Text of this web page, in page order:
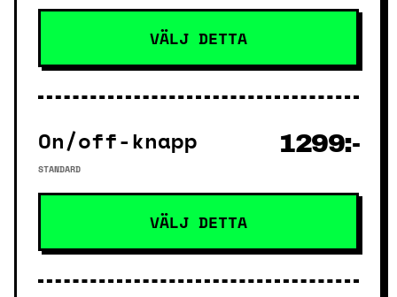
VÄLJ DETTA
On/off-knapp
STANDARD
1299:-
VÄLJ DETTA